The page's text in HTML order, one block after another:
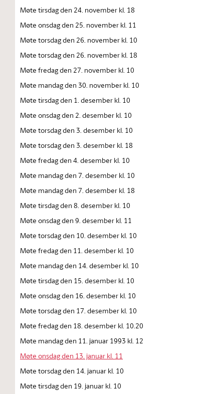
Møte tirsdag den 24. november kl. 18
Møte onsdag den 25. november kl. 11
Møte torsdag den 26. november kl. 10
Møte torsdag den 26. november kl. 18
Møte fredag den 27. november kl. 10
Møte mandag den 30. november kl. 10
Møte tirsdag den 1. desember kl. 10
Møte onsdag den 2. desember kl. 10
Møte torsdag den 3. desember kl. 10
Møte torsdag den 3. desember kl. 18
Møte fredag den 4. desember kl. 10
Møte mandag den 7. desember kl. 10
Møte mandag den 7. desember kl. 18
Møte tirsdag den 8. desember kl. 10
Møte onsdag den 9. desember kl. 11
Møte torsdag den 10. desember kl. 10
Møte fredag den 11. desember kl. 10
Møte mandag den 14. desember kl. 10
Møte tirsdag den 15. desember kl. 10
Møte onsdag den 16. desember kl. 10
Møte torsdag den 17. desember kl. 10
Møte fredag den 18. desember kl. 10.20
Møte mandag den 11. januar 1993 kl. 12
Møte onsdag den 13. januar kl. 11
Møte torsdag den 14. januar kl. 10
Møte tirsdag den 19. januar kl. 10